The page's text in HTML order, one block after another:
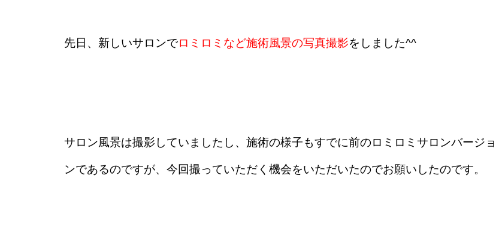
先日、新しいサロンでロミロミなど施術風景の写真撮影をしました^^
サロン風景は撮影していましたし、施術の様子もすでに前のロミロミサロンバージョ
ンであるのですが、今回撮っていただく機会をいただいたのでお願いしたのです。